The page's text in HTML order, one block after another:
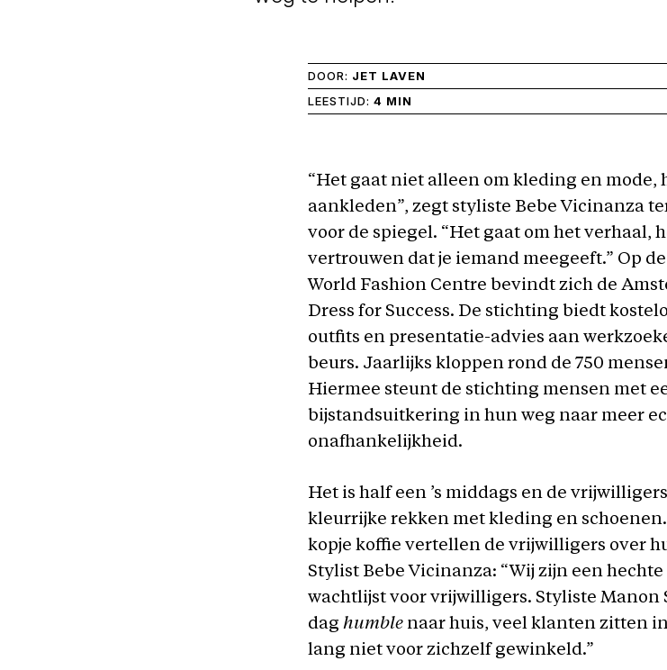
DOOR: JET LAVEN
LEESTIJD: 4 MIN
“Het gaat niet alleen om kleding en mode,
aankleden”, zegt styliste Bebe Vicinanza
voor de spiegel. “Het gaat om het verhaal,
vertrouwen dat je iemand meegeeft.” Op
World Fashion Centre bevindt zich de
Dress for Success. De stichting biedt
outfits en presentatie-advies aan
beurs. Jaarlijks kloppen rond de 750
Hiermee steunt de stichting mensen met
bijstandsuitkering in hun weg naar meer
onafhankelijkheid.
Het is half een ’s middags en de
kleurrijke rekken met kleding en
kopje koffie vertellen de vrijwilligers over
Stylist Bebe Vicinanza: “Wij zijn een
wachtlijst voor vrijwilligers. Styliste Manon
dag humble naar huis, veel klanten zitten
lang niet voor zichzelf gewinkeld.”